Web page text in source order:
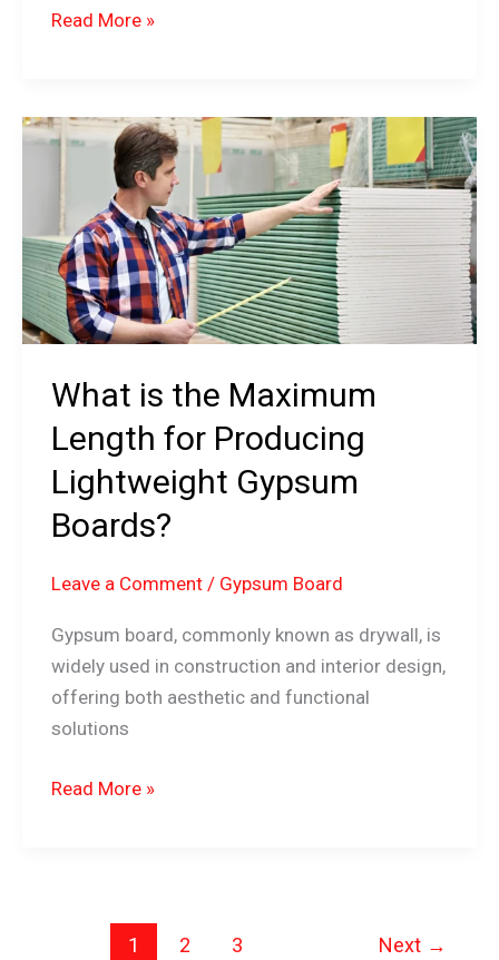
Read More »
What is the Maximum
Length for Producing
Lightweight Gypsum
Boards?
Leave a Comment / Gypsum Board
Gypsum board, commonly known as drywall, is
widely used in construction and interior design,
offering both aesthetic and functional
solutions
What
Maximum
Length
for
Producing
Lightweight
Gypsum
Boards?
Read More »
1 2 3 Next →